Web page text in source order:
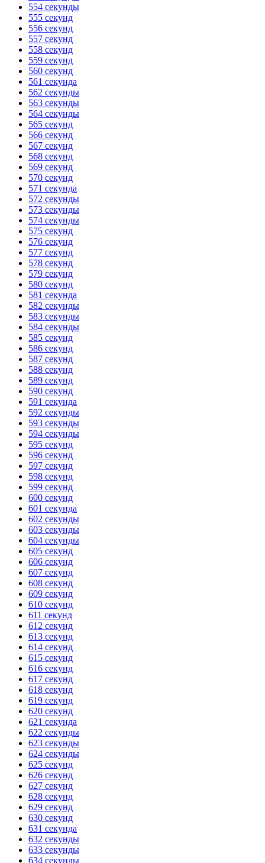
HANDY TIMERS
554 секунды
555 секунд
556 секунд
557 секунд
558 секунд
559 секунд
560 секунд
561 секунда
562 секунды
563 секунды
564 секунды
565 секунд
566 секунд
567 секунд
568 секунд
569 секунд
570 секунд
571 секунда
572 секунды
573 секунды
574 секунды
575 секунд
576 секунд
577 секунд
578 секунд
579 секунд
580 секунд
581 секунда
582 секунды
583 секунды
584 секунды
585 секунд
586 секунд
587 секунд
588 секунд
589 секунд
590 секунд
591 секунда
592 секунды
593 секунды
594 секунды
595 секунд
596 секунд
597 секунд
598 секунд
599 секунд
600 секунд
601 секунда
602 секунды
603 секунды
604 секунды
605 секунд
606 секунд
607 секунд
608 секунд
609 секунд
610 секунд
611 секунд
612 секунд
613 секунд
614 секунд
615 секунд
616 секунд
617 секунд
618 секунд
619 секунд
620 секунд
621 секунда
622 секунды
623 секунды
624 секунды
625 секунд
626 секунд
627 секунд
628 секунд
629 секунд
630 секунд
631 секунда
632 секунды
633 секунды
634 секунды